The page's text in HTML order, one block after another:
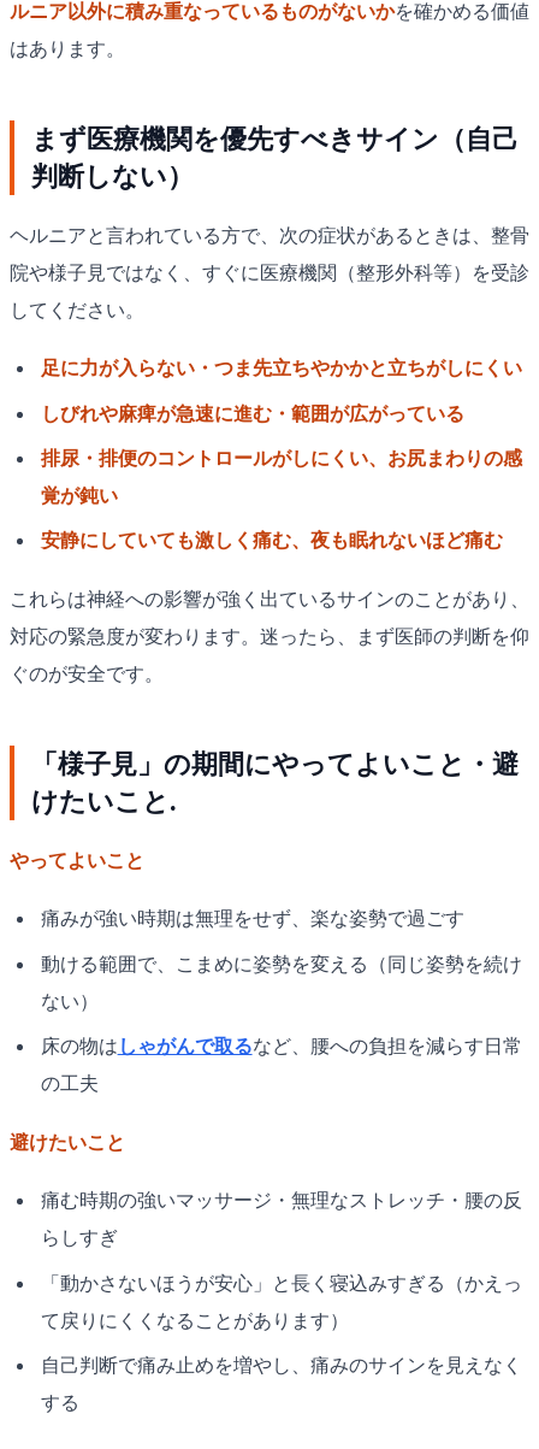
ルニア以外に積み重なっているものがないかを確かめる価値
はあります。
まず医療機関を優先すべきサイン（自己
判断しない）
ヘルニアと言われている方で、次の症状があるときは、整骨
院や様子見ではなく、すぐに医療機関（整形外科等）を受診
してください。
足に力が入らない・つま先立ちやかかと立ちがしにくい
しびれや麻痺が急速に進む・範囲が広がっている
排尿・排便のコントロールがしにくい、お尻まわりの感
覚が鈍い
安静にしていても激しく痛む、夜も眠れないほど痛む
これらは神経への影響が強く出ているサインのことがあり、
対応の緊急度が変わります。迷ったら、まず医師の判断を仰
ぐのが安全です。
「様子見」の期間にやってよいこと・避
けたいこと.
やってよいこと
痛みが強い時期は無理をせず、楽な姿勢で過ごす
動ける範囲で、こまめに姿勢を変える（同じ姿勢を続け
ない）
床の物は しゃがんで取るなど、腰への負担を減らす日常
の工夫
避けたいこと
痛む時期の強いマッサージ・無理なストレッチ・腰の反
らしすぎ
「動かさないほうが安心」と長く寝込みすぎる（かえっ
て戻りにくくなることがあります）
自己判断で痛み止めを増やし、痛みのサインを見えなく
する